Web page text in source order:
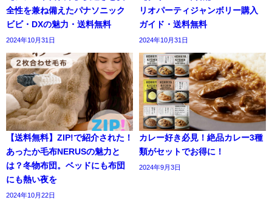
全性を兼ね備えたパナソニック
ビビ・DXの魅力・送料無料
2024年10月31日
リオパーティジャンボリー購入
ガイド・送料無料
2024年10月31日
【送料無料】ZIP!で紹介された！
あったか毛布NERUSの魅力と
は？冬物布団。ベッドにも布団
にも熱い夜を
2024年10月22日
カレー好き必見！絶品カレー3種
類がセットでお得に！
2024年9月3日